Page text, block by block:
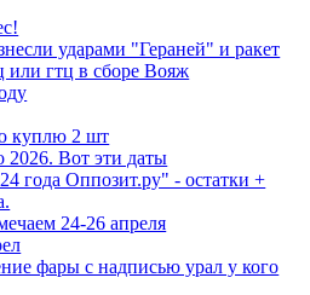
ударами "Гераней" и ракет
или гтц в сборе Вояж
куплю 2 шт
2026. Вот эти даты
года Оппозит.ру" - остатки +
24-26 апреля
фары с надписью урал у кого